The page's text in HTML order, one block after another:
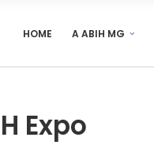
HOME A ABIH MG
Expo